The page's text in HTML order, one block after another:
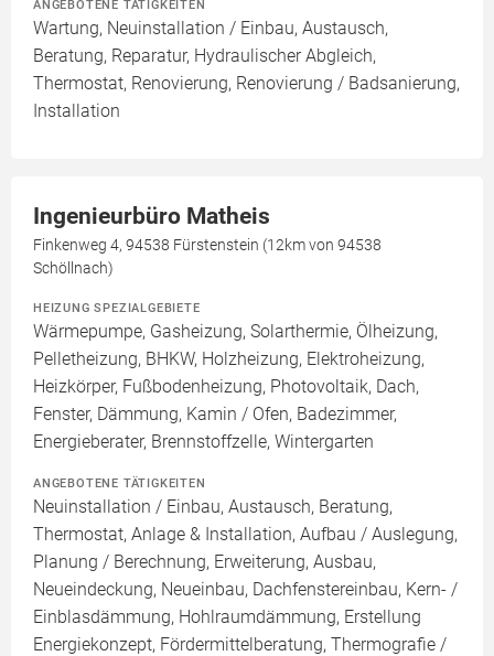
ANGEBOTENE TÄTIGKEITEN
Wartung, Neuinstallation / Einbau, Austausch,
Beratung, Reparatur, Hydraulischer Abgleich,
Thermostat, Renovierung, Renovierung / Badsanierung,
Installation
Ingenieurbüro Matheis
Finkenweg 4, 94538 Fürstenstein (12km von 94538
Schöllnach)
HEIZUNG SPEZIALGEBIETE
Wärmepumpe, Gasheizung, Solarthermie, Ölheizung,
Pelletheizung, BHKW, Holzheizung, Elektroheizung,
Heizkörper, Fußbodenheizung, Photovoltaik, Dach,
Fenster, Dämmung, Kamin / Ofen, Badezimmer,
Energieberater, Brennstoffzelle, Wintergarten
ANGEBOTENE TÄTIGKEITEN
Neuinstallation / Einbau, Austausch, Beratung,
Thermostat, Anlage & Installation, Aufbau / Auslegung,
Planung / Berechnung, Erweiterung, Ausbau,
Neueindeckung, Neueinbau, Dachfenstereinbau, Kern- /
Einblasdämmung, Hohlraumdämmung, Erstellung
Energiekonzept, Fördermittelberatung, Thermografie /